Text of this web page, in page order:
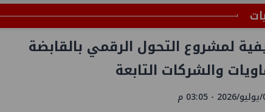
لمشروع التحول الرقمي بالقابضة
والشركات التابعة